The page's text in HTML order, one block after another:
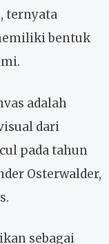
ternyata
bentuk
adalah
dari
pada tahun
Osterwalder,
sebagai